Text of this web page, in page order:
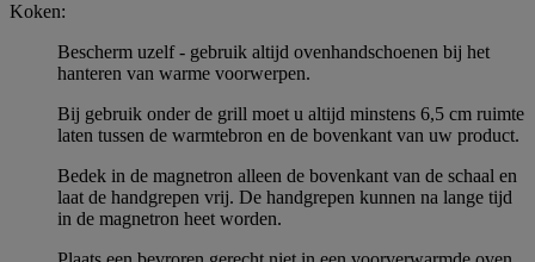
Koken:
Bescherm uzelf - gebruik altijd ovenhandschoenen bij het
hanteren van warme voorwerpen.
Bij gebruik onder de grill moet u altijd minstens 6,5 cm ruimte
laten tussen de warmtebron en de bovenkant van uw product.
Bedek in de magnetron alleen de bovenkant van de schaal en
laat de handgrepen vrij. De handgrepen kunnen na lange tijd
in de magnetron heet worden.